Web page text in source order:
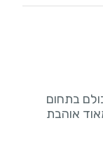
בתחום
אוהבת